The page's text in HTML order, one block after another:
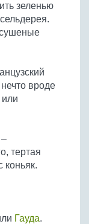
зеленью
вроде
или
–
тертая
коньяк.
Гауда.